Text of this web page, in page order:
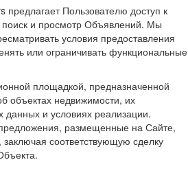
предлагает Пользователю доступ к
и просмотр Объявлений. Мы
условия предоставления
или ограничивать функциональные
площадкой, предназначенной
объектах недвижимости, их
данных и условиях реализации.
размещенные на Сайте,
заключая соответствующую сделку